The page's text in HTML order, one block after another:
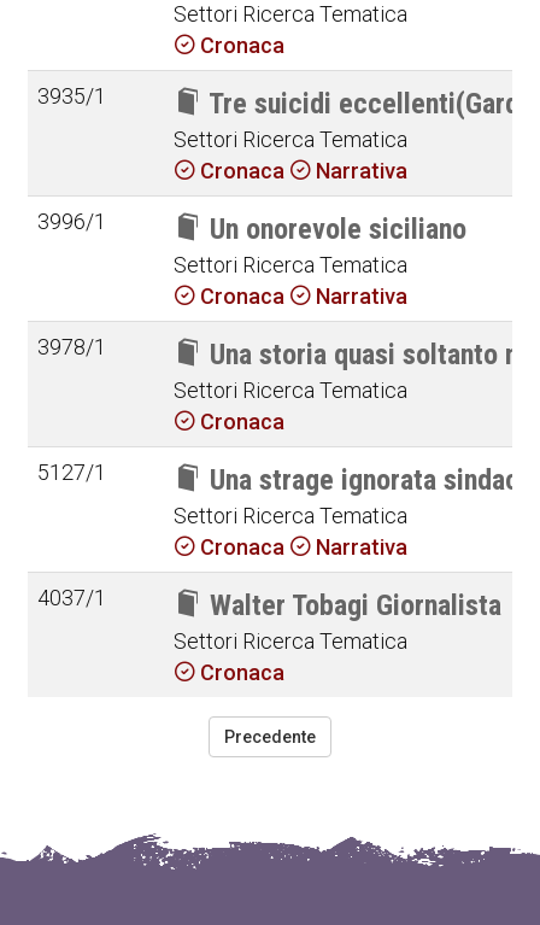
Settori Ricerca Tematica
Cronaca
3935/1
Tre suicidi
Settori Ricerca Tematica
Cronaca
Narrativa
3996/1
Un onorevole siciliano
Settori Ricerca Tematica
Cronaca
Narrativa
3978/1
Una storia quasi soltanto
Settori Ricerca Tematica
Cronaca
5127/1
Una strage ignorata
Settori Ricerca Tematica
Cronaca
Narrativa
4037/1
Walter Tobagi Giornalista
Settori Ricerca Tematica
Cronaca
Precedente